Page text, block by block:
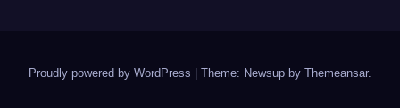
Proudly powered by WordPress Theme: Newsup by Themeansar.